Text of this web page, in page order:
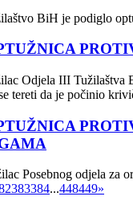
BiH je podiglo
Odjela III Tužilaštva
tereti da je počinio
Posebnog odjela za
383384...448449»